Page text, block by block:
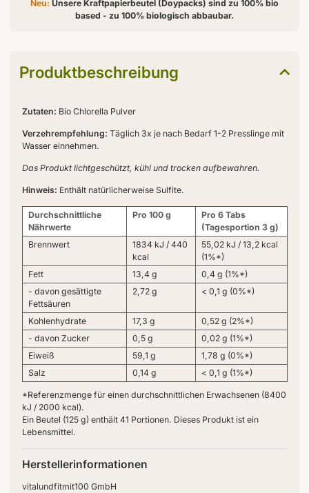
Neu: Unsere Kraftpapierbeutel (Doypacks) sind zu 100% bio
based - zu 100% biologisch abbaubar.
Produktbeschreibung
Zutaten: Bio Chlorella Pulver
Verzehrempfehlung: Täglich 3x je nach Bedarf 1-2 Presslinge mit
Wasser einnehmen.
Das Produkt lichtgeschützt, kühl und trocken aufbewahren.
Hinweis: Enthält natürlicherweise Sulfite.
Durchschnittliche
Nährwerte
Pro 100 g
Pro 6 Tabs
(Tagesportion 3 g)
Brennwert
1834 kJ / 440
kcal
55,02 kJ / 13,2 kcal
(1%*)
Fett
13,4 g
0,4 g (1%*)
- davon gesättigte
Fettsäuren
2,72 g < 0,1 g (0%*)
Kohlenhydrate 17,3 g
0,52 g (2%*)
- davon Zucker
0,5 g
0,02 g (1%*)
Eiweiß
59,1 g
1,78 g (0%*)
Salz
0,14 g < 0,1 g (1%*)
*Referenzmenge für einen durchschnittlichen Erwachsenen (8400
kJ / 2000 kcal).
Ein Beutel (125 g) enthält 41 Portionen. Dieses Produkt ist ein
Lebensmittel.
Herstellerinformationen
vitalundfitmit100 GmbH